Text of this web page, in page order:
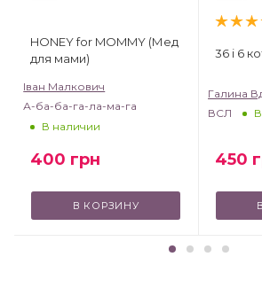
HONEY for MOMMY (Мед
для мами)
Іван Малкович
А-ба-ба-га-ла-ма-га
В наличии
400 грн
В КОРЗИНУ
36 і 6
Галина
ВСЛ
450